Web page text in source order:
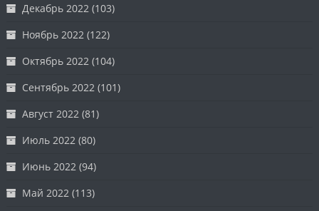
Декабрь 2022 (103)
Ноябрь 2022 (122)
Октябрь 2022 (104)
Сентябрь 2022 (101)
Август 2022 (81)
Июль 2022 (80)
Июнь 2022 (94)
Май 2022 (113)